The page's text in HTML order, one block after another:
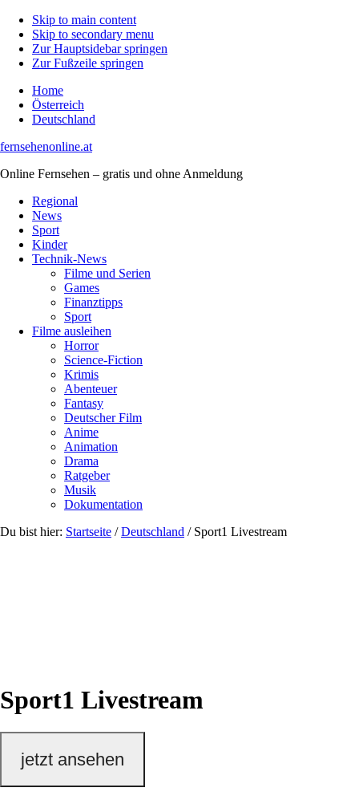
Skip to main content
Skip to secondary menu
Zur Hauptsidebar springen
Zur Fußzeile springen
Home
Österreich
Deutschland
fernsehenonline.at
Online Fernsehen – gratis und ohne Anmeldung
Regional
News
Sport
Kinder
Technik-News
Filme und Serien
Games
Finanztipps
Sport
Filme ausleihen
Horror
Science-Fiction
Krimis
Abenteuer
Fantasy
Deutscher Film
Anime
Animation
Drama
Ratgeber
Musik
Dokumentation
Du bist hier: Startseite / Deutschland /Sport1 Livestream
Sport1 Livestream
jetzt ansehen